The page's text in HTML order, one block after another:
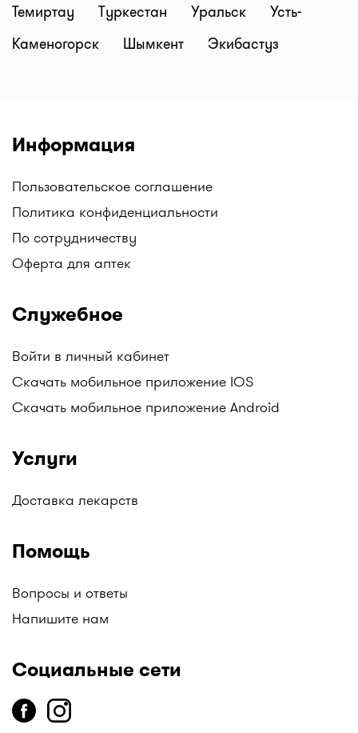
Темиртау
Туркестан Уральск
Усть-
Каменогорск
Шымкент Экибастуз
Информация
Пользовательское соглашение
Политика конфиденциальности
По сотрудничеству
Оферта для аптек
Служебное
Войти в личный кабинет
Скачать мобильное приложение IOS
Скачать мобильное приложение Android
Услуги
Доставка лекарств
Помощь
Вопросы и ответы
Напишите нам
Социальные сети